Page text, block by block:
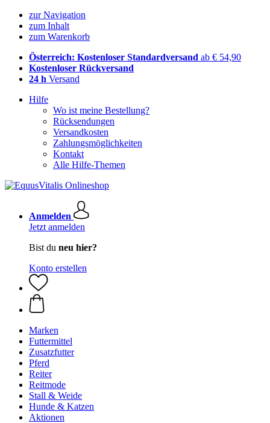
zur Navigation
zum Inhalt
zum Warenkorb
Österreich: Kostenloser Standardversand ab € 54,90
Kostenloser Rückversand
24 h Versand
Hilfe
Wo ist meine Bestellung?
Rücksendungen
Versandkosten
Zahlungsmöglichkeiten
Kontakt
Alle Hilfe-Themen
Anmelden
Jetzt anmelden
Bist du neu hier?
Konto erstellen
Marken
Futtermittel
Zusatzfutter
Pferd
Reiter
Reitmode
Stall & Weide
Hunde & Katzen
Aktionen